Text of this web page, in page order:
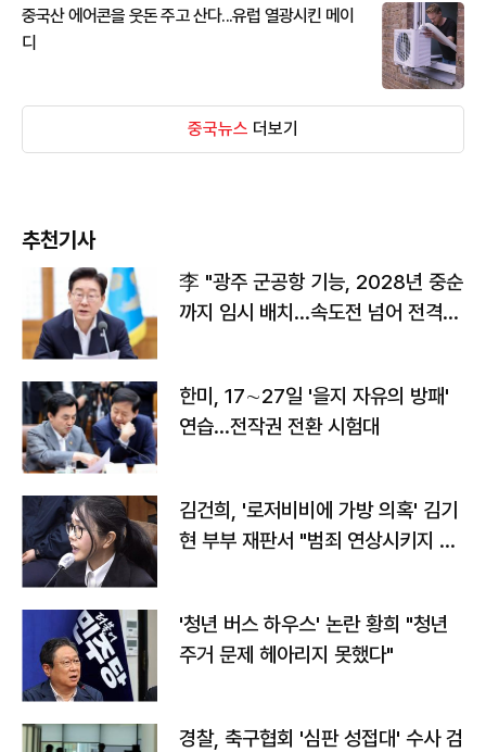
중국산 에어콘을 웃돈 주고 산다...유럽 열광시킨 메이
디
중국뉴스 더보기
추천기사
李 "광주 군공항 기능, 2028년 중순
까지 임시 배치…속도전 넘어 전격
한미, 17∼27일 '을지 자유의 방패'
연습…전작권 전환 시험대
김건희, '로저비비에 가방 의혹' 김기
현 부부 재판서 "범죄 연상시키지 말
'청년 버스 하우스' 논란 황희 "청년
주거 문제 헤아리지 못했다"
경찰, 축구협회 '심판 성접대' 수사 검